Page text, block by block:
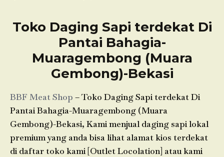
Toko Daging Sapi terdekat Di
Pantai Bahagia-
Muaragembong (Muara
Gembong)-Bekasi
BBF Meat Shop – Toko Daging Sapi terdekat Di
Pantai Bahagia-Muaragembong (Muara
Gembong)-Bekasi, Kami menjual daging sapi lokal
premium yang anda bisa lihat alamat kios terdekat
di daftar toko kami [Outlet Locolation] atau kami